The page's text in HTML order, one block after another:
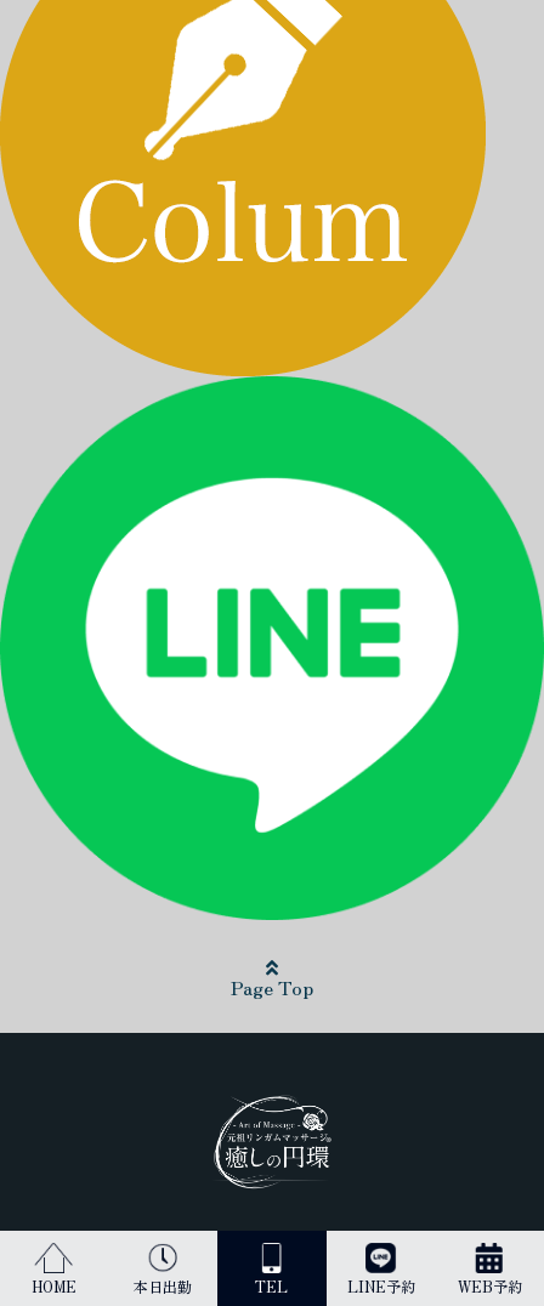
HOME 本日出勤 TEL LINE予約 WEB予約
Page Top
日本最高峰のリンガムマッサージ（男性器への丁寧なマッサージ）を
受けられるのは当店だけです。
古来より、王のみに与えられてきた施術を貴方にご提供します。